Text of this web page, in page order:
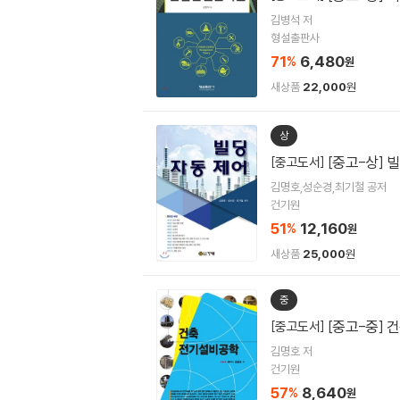
김병석 저
형설출판사
71% 6,480원
새상품 22,000원
상
[중고도서] [중고-상]
김명호,성순경,최기철 공저
건기원
51% 12,160원
새상품 25,000원
중
[중고도서] [중고-중]
김명호 저
건기원
57% 8,640원